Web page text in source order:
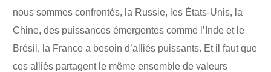
nous sommes confrontés, la Russie, les États-Unis, la
Chine, des puissances émergentes comme l’Inde et le
Brésil, la France a besoin d’alliés puissants. Et il faut que
ces alliés partagent le même ensemble de valeurs